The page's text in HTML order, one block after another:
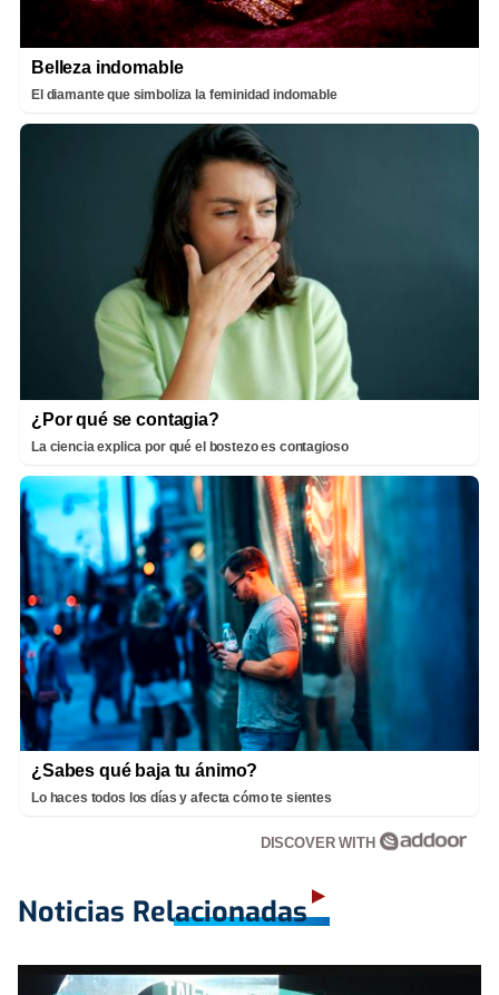
Belleza indomable
El diamante que simboliza la feminidad indomable
¿Por qué se contagia?
La ciencia explica por qué el bostezo es contagioso
¿Sabes qué baja tu ánimo?
Lo haces todos los días y afecta cómo te sientes
DISCOVER WITH
Noticias Relacionadas